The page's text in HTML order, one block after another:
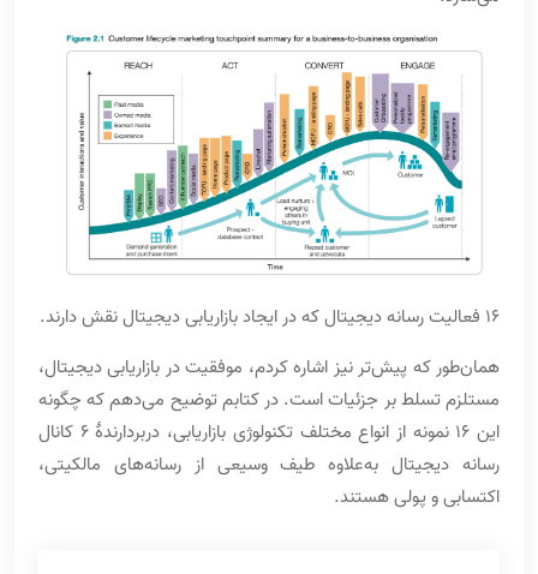
16 فعالیت رسانه دیجیتال که در ایجاد بازاریابی دیجیتال نقش دارند.
همان‌طور که پیش‌تر نیز اشاره کردم، موفقیت در بازاریابی دیجیتال،
مستلزم تسلط بر جزئیات است. در کتابم توضیح می‌دهم که چگونه
این 16 نمونه از انواع مختلف تکنولوژی بازاریابی، دربردارندۀ 6 کانال
رسانه دیجیتال به‌علاوه طیف وسیعی از رسانه‌های مالکیتی،
اکتسابی و پولی هستند.